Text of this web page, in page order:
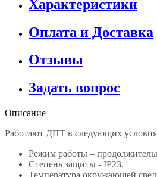
Характеристики
Оплата и Доставка
Отзывы
Задать вопрос
Описание
Работают ДПТ в следующих
Режим работы –
Степень защиты - IP23.